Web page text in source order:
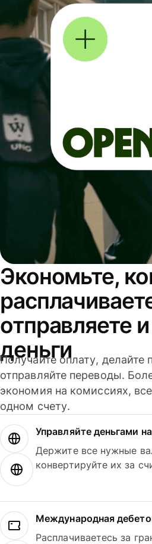
Экономьте,
отправляете
деньги
Получайте оплату, делайте
отправляйте переводы.
экономия на комиссиях,
одном счету.
Управляйте деньгами
Держите все нужные
конвертируйте их за
Международная
Расплачиваетесь за